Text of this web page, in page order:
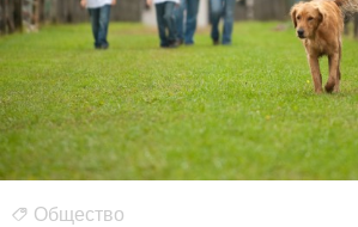
Общество